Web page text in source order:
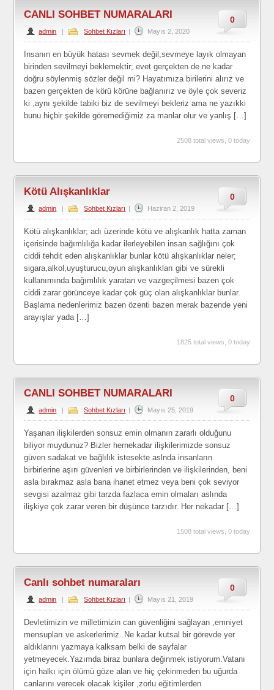
0
CANLI SOHBET NUMARALARI
admin | Sohbet Kızları | Mayıs 2, 2020
İnsanın en büyük hatası sevmek değil,sevmeye layık olmayan
birinden sevilmeyi beklemektir; evet gerçekten de ne kadar
doğru söylenmiş sözler değil mi? Hayatımıza birilerini alırız ve
bazen gerçekten de körü körüne bağlanırız ve öyle çok severiz
ki ,aynı şekilde tabiki biz de sevilmeyi bekleriz ama ne yazıkki
bunu hiçbir şekilde göremediğimiz za manlar olur ve yanlış […]
2508 total views, 0 today
0
Kötü Alışkanlıklar
admin | Sohbet Kızları | Haziran 2, 2019
Kötü alışkanlıklar; adı üzerinde kötü ve alışkanlık hatta zaman
içerisinde bağımlılığa kadar ilerleyebilen insan sağlığını çok
ciddi tehdit eden alışkanlıklar bunlar kötü alışkanlıklar neler;
sigara,alkol,uyuşturucu,oyun alışkanlıkları gibi ve sürekli
kullanımında bağımlılık yaratan ve vazgeçilmesi bazen çok
ciddi zarar görünceye kadar çok güç olan alışkanlıklar bunlar.
Başlama nedenlerimiz bazen özenti bazen merak bazende yeni
arayışlar yada […]
1825 total views, 0 today
0
CANLI SOHBET NUMARALARI
admin | Sohbet Kızları | Mayıs 25, 2019
Yaşanan ilişkilerden sonsuz emin olmanın zararlı olduğunu
biliyor muydunuz? Bizler hernekadar ilişkilerimizde sonsuz
güven sadakat ve bağlılık istesekte aslnda insanların
birbirlerine aşırı güvenleri ve birbirlerinden ve ilişkilerinden, beni
asla bırakmaz asla bana ihanet etmez veya beni çok seviyor
sevgisi azalmaz gibi tarzda fazlaca emin olmaları aslında
ilişkiye çok zarar veren bir düşünce tarzıdır. Her nekadar […]
1508 total views, 0 today
0
Canlı sohbet numaraları
admin | Sohbet Kızları | Mayıs 21, 2019
Devletimizin ve milletimizin can güvenliğini sağlayan ,emniyet
mensupları ve askerlerimiz..Ne kadar kutsal bir görevde yer
aldıklarını yazmaya kalksam belki de sayfalar
yetmeyecek.Yazımda biraz bunlara değinmek istiyorum.Vatanı
için halkı için ölümü göze alan ve hiç çekinmeden bu uğurda
canlarını verecek olacak kişiler ,zorlu eğitimlerden